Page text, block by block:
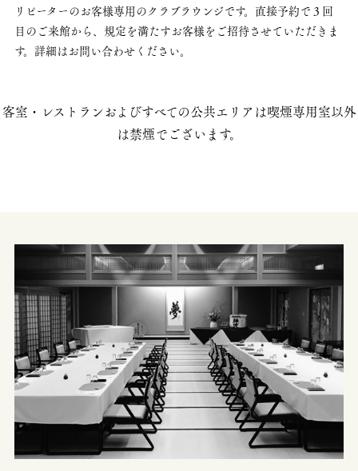
リピーターのお客様専用のクラブラウンジです。直接予約で３回
目のご来館から、規定を満たすお客様をご招待させていただきま
す。詳細はお問い合わせください。
客室・レストランおよびすべての公共エリアは喫煙専用室以外
は禁煙でございます。